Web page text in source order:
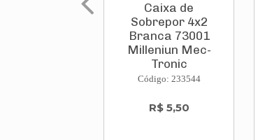
Caixa de
Sobrepor 4x2
Branca 73001
Milleniun Mec-
Tronic
Código: 233544
R$ 5,50